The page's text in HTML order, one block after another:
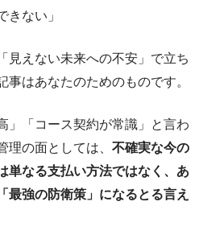
きない」
見えない未来への不安」で立ち
事はあなたのためのものです。
」「コース契約が常識」と言わ
理の面としては、 不確実な今の
単なる支払い方法ではなく、あ
最強の防衛策」になるとる言え